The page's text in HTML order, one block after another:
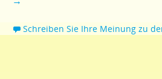
Schreiben Sie Ihre Meinung zu